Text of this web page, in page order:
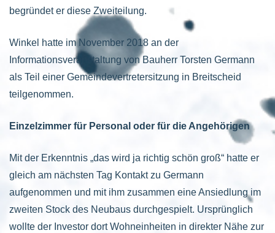
begründet er diese Zweiteilung.
Winkel hatte im November 2018 an der
Informationsveranstaltung von Bauherr Torsten Germann
als Teil einer Gemeindevertretersitzung in Breitscheid
teilgenommen.
Einzelzimmer für Personal oder für die Angehörigen
Mit der Erkenntnis „das wird ja richtig schön groß“ hatte er
gleich am nächsten Tag Kontakt zu Germann
aufgenommen und mit ihm zusammen eine Ansiedlung im
zweiten Stock des Neubaus durchgespielt. Ursprünglich
wollte der Investor dort Wohneinheiten in direkter Nähe zur